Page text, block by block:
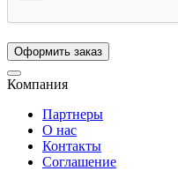
Компания
Партнеры
О нас
Контакты
Соглашение